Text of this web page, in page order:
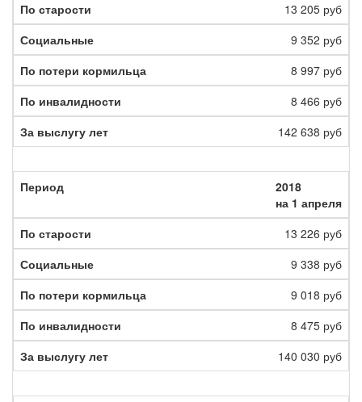
13 205 руб
9 352 руб
8 997 руб
8 466 руб
142 638 руб
2018
на 1 апреля
13 226 руб
9 338 руб
9 018 руб
8 475 руб
140 030 руб